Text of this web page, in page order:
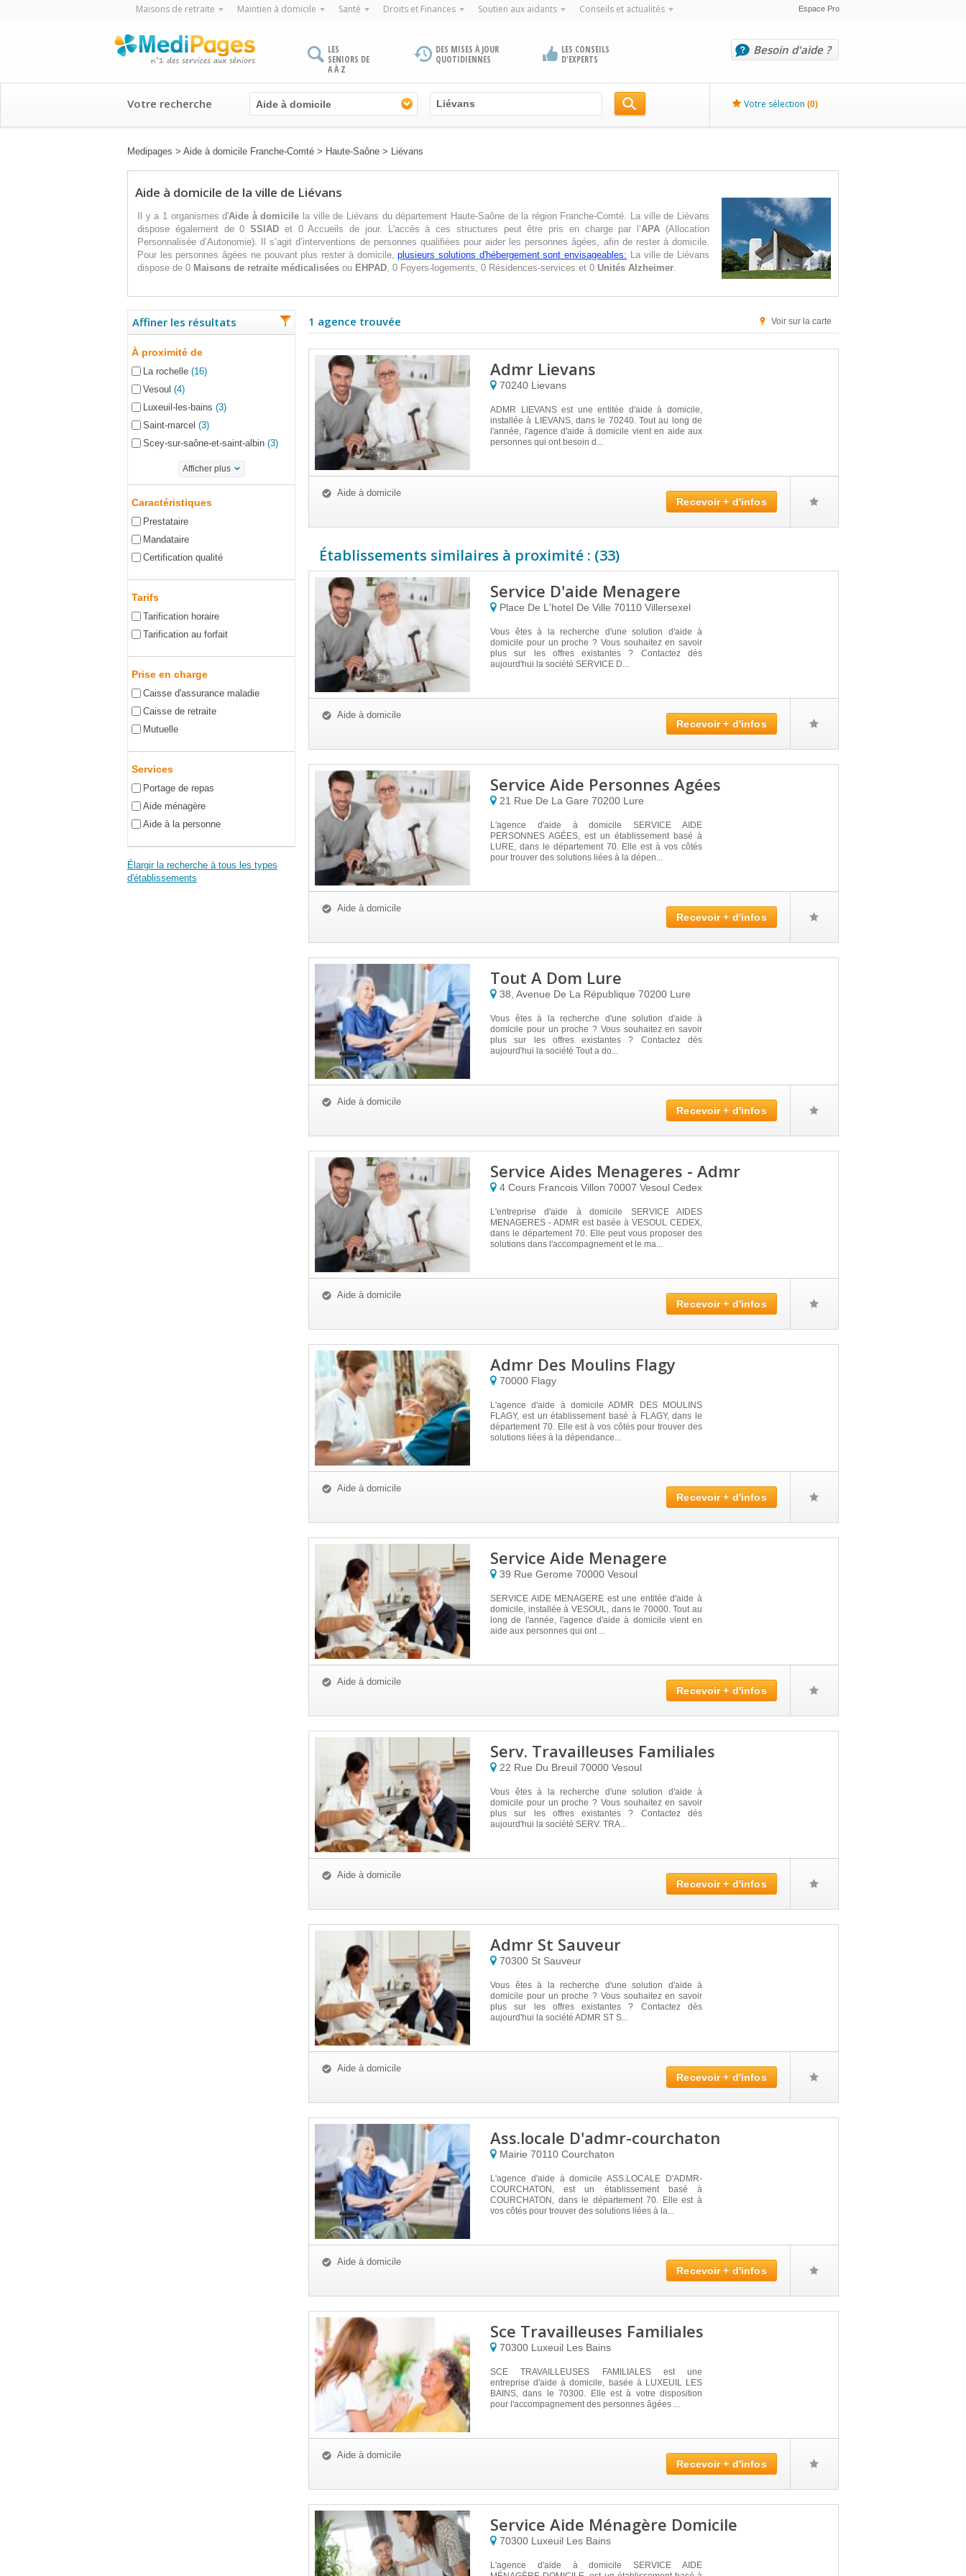
Maisons de retraite Maintien à domicile Santé Droits et Finances Soutien aux aidants Conseils et actualités Espace Pro
LES
SENIORS DE
A À Z
DES MISES À JOUR
QUOTIDIENNES
LES CONSEILS
D'EXPERTS
Besoin d'aide ?
Votre recherche Aide à domicile Votre sélection (0)
Medipages > Aide à domicile Franche-Comté > Haute-Saône > Liévans
Aide à domicile de la ville de Liévans
Il y a 1 organismes d'Aide à domicile la ville de Liévans du département Haute-Saône de la région Franche-Comté. La ville de Liévans
dispose également de 0SSIAD et 0 Accueils de jour. L'accès à ces structures peut être pris en charge par l’APA (Allocation
Personnalisée d’Autonomie). Il s’agit d’interventions de personnes qualifiées pour aider les personnes âgées, afin de rester à domicile.
Pour les personnes âgées ne pouvant plus rester à domicile,plusieurs solutions d'hébergement sont envisageables: La ville de Liévans
dispose de 0 Maisons de retraite médicalisées ou EHPAD, 0 Foyers-logements, 0 Résidences-services et 0 Unités Alzheimer.
Affiner les résultats
À proximité de
La rochelle (16)
Vesoul (4)
Luxeuil-les-bains (3)
Saint-marcel (3)
Scey-sur-saône-et-saint-albin (3)
Afficher plus
Caractéristiques
Prestataire
Mandataire
Certification qualité
Tarifs
Tarification horaire
Tarification au forfait
Prise en charge
Caisse d'assurance maladie
Caisse de retraite
Mutuelle
Services
Portage de repas
Aide ménagère
Aide à la personne
Élargir la recherche à tous les types
d'établissements
1 agence trouvée Voir sur la carte
Admr Lievans
70240 Lievans
ADMR LIEVANS est une entitée d'aide à domicile,
installée à LIEVANS, dans le 70240. Tout au long de
l'année, l'agence d'aide à domicile vient en aide aux
personnes qui ont besoin d...
Aide à domicile
Recevoir + d'infos
Établissements similaires à proximité : (33)
Service D'aide Menagere
Place De L'hotel De Ville 70110 Villersexel
Vous êtes à la recherche d'une solution d'aide à
domicile pour un proche ? Vous souhaitez en savoir
plus sur les offres existantes ? Contactez dès
aujourd'hui la société SERVICE D...
Aide à domicile
Recevoir + d'infos
Service Aide Personnes Agées
21 Rue De La Gare 70200 Lure
L'agence d'aide à domicile SERVICE AIDE
PERSONNES AGÉES, est un établissement basé à
LURE, dans le département 70. Elle est à vos côtés
pour trouver des solutions liées à la dépen...
Aide à domicile
Recevoir + d'infos
Tout A Dom Lure
38, Avenue De La République 70200 Lure
Vous êtes à la recherche d'une solution d'aide à
domicile pour un proche ? Vous souhaitez en savoir
plus sur les offres existantes ? Contactez dès
aujourd'hui la société Tout a do...
Aide à domicile
Recevoir + d'infos
Service Aides Menageres - Admr
4 Cours Francois Villon 70007 Vesoul Cedex
L'entreprise d'aide à domicile SERVICE AIDES
MENAGERES - ADMR est basée à VESOUL CEDEX,
dans le département 70. Elle peut vous proposer des
solutions dans l'accompagnement et le ma...
Aide à domicile
Recevoir + d'infos
Admr Des Moulins Flagy
70000 Flagy
L'agence d'aide à domicile ADMR DES MOULINS
FLAGY, est un établissement basé à FLAGY, dans le
département 70. Elle est à vos côtés pour trouver des
solutions liées à la dépendance...
Aide à domicile
Recevoir + d'infos
Service Aide Menagere
39 Rue Gerome 70000 Vesoul
SERVICE AIDE MENAGERE est une entitée d'aide à
domicile, installée à VESOUL, dans le 70000. Tout au
long de l'année, l'agence d'aide à domicile vient en
aide aux personnes qui ont ...
Aide à domicile
Recevoir + d'infos
Serv. Travailleuses Familiales
22 Rue Du Breuil 70000 Vesoul
Vous êtes à la recherche d'une solution d'aide à
domicile pour un proche ? Vous souhaitez en savoir
plus sur les offres existantes ? Contactez dès
aujourd'hui la société SERV. TRA...
Aide à domicile
Recevoir + d'infos
Admr St Sauveur
70300 St Sauveur
Vous êtes à la recherche d'une solution d'aide à
domicile pour un proche ? Vous souhaitez en savoir
plus sur les offres existantes ? Contactez dès
aujourd'hui la société ADMR ST S...
Aide à domicile
Recevoir + d'infos
Ass.locale D'admr-courchaton
Mairie 70110 Courchaton
L'agence d'aide à domicile ASS.LOCALE D'ADMR-
COURCHATON, est un établissement basé à
COURCHATON, dans le département 70. Elle est à
vos côtés pour trouver des solutions liées à la...
Aide à domicile
Recevoir + d'infos
Sce Travailleuses Familiales
70300 Luxeuil Les Bains
SCE TRAVAILLEUSES FAMILIALES est une
entreprise d'aide à domicile, basée à LUXEUIL LES
BAINS, dans le 70300. Elle est à votre disposition
pour l'accompagnement des personnes âgées ...
Aide à domicile
Recevoir + d'infos
Service Aide Ménagère Domicile
70300 Luxeuil Les Bains
L'agence d'aide à domicile SERVICE AIDE